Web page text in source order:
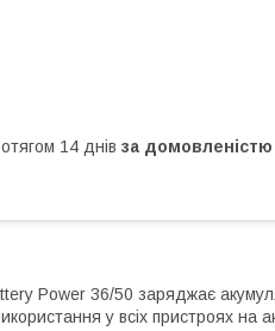
14 днів за домовленістю
Power 36/50 заряджає
у всіх пристроях на